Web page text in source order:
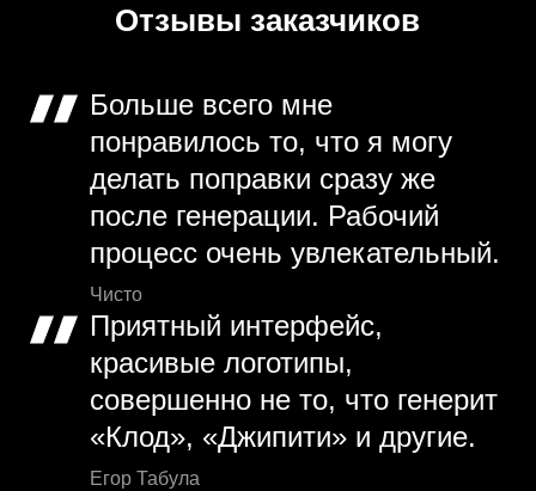
Отзывы заказчиков
Больше всего мне
понравилось то, что я могу
делать поправки сразу же
после генерации. Рабочий
процесс очень увлекательный.
Чисто
Приятный интерфейс,
красивые логотипы,
совершенно не то, что генерит
«Клод», «Джипити» и другие.
Егор Табула